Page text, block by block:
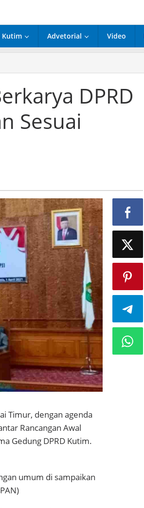
Kutim Advetorial Video
DPRD
Sesuai
Timur, dengan agenda
Rancangan Awal
Gedung DPRD Kutim.
umum di sampaikan